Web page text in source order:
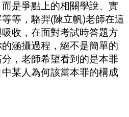
是爭點上的相關學說、實
等，駱羿(陳立帆)老師在這
收，在面對考試時答題方
涵攝過程，絕不是簡單的
，老師希望看到的是本罪
某人為何該當本罪的構成